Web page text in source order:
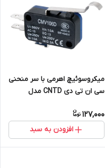
میکروسوئیچ اهرمی با سر منحنی
سی ان تی دی CNTD مدل
127,000
افزودن به سبد